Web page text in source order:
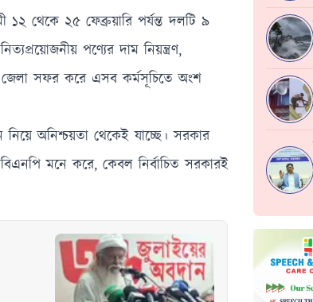
১২ থেকে ২৫ ফেব্রুয়ারি পর্যন্ত দলটি ৯
পণ্যের দাম নিয়ন্ত্রণ,
জেলা সফর করে এসব কর্মসূচিতে অংশ
নিয়ে অনিশ্চয়তা থেকেই যাচ্ছে। সরকার
মনে করে, কেবল নির্বাচিত সরকারই